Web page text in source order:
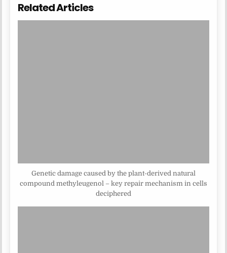
Related Articles
Genetic damage caused by the plant-derived natural
compound methyleugenol – key repair mechanism in cells
deciphered